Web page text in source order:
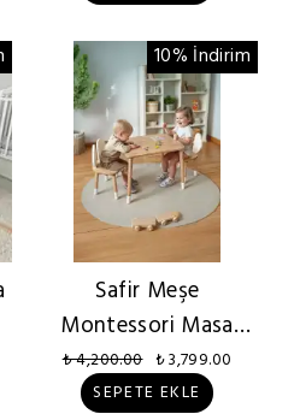
10% İndirim
Safir Meşe
Montessori Masa
Sandalye Takımı
₺ 4,200.00 ₺ 3,799.00
SEPETE EKLE